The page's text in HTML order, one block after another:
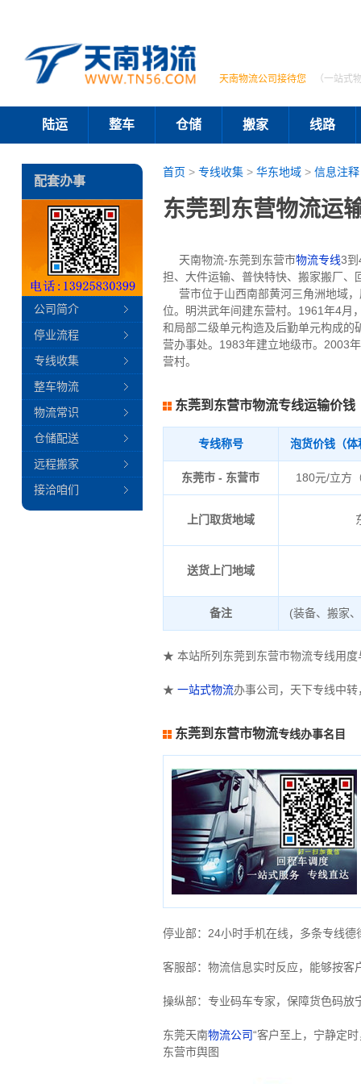
天南物流公司接待您 （一站式
陆运 整车 仓储 搬家 线路
首页 > 专线收集> 华东地域> 信息注释
东莞到东营物流运
天南物流-东莞到东营市物流专线3到
担、大件运输、普快特快、搬家搬厂
营市位于山西南部黄河三角洲地域，
位。明洪武年间建东营村。1961年4
和局部二级单元构造及后勤单元构成的
营办事处。1983年建立地级市。2003
营村。
东莞到东营市物流专线运输价钱
专线称号 泡货价钱（体
东莞市 - 东营市 180元/立方
上门取货地域
送货上门地域
备注 (装备、搬家
★ 本站所列东莞到东营市物流专线用
★ 一站式物流办事公司，天下专线中
东莞到东营市物流专线办事名目
停业部：24小时手机在线，多条专线
客服部：物流信息实时反应，能够按
操纵部：专业码车专家，保障货色码
东莞天南物流公司“客户至上，宁静定
东营市舆图
配套办事
公司简介
停业流程
专线收集
整车物流
物流常识
仓储配送
远程搬家
接洽咱们